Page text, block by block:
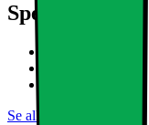
Spesifikasjoner
Se alle spesifikasjoner